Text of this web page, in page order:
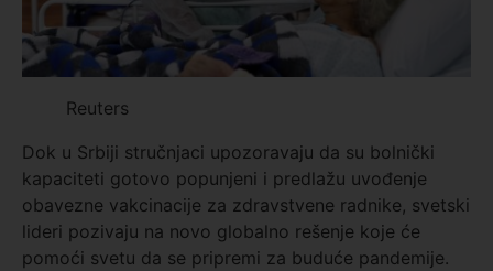
Reuters
Dok u Srbiji stručnjaci upozoravaju da su bolnički
kapaciteti gotovo popunjeni i predlažu uvođenje
obavezne vakcinacije za zdravstvene radnike, svetski
lideri pozivaju na novo globalno rešenje koje će
pomoći svetu da se pripremi za buduće pandemije.